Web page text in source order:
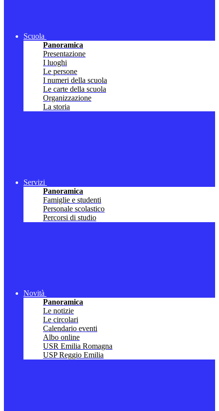
Scuola
Panoramica
Presentazione
I luoghi
Le persone
I numeri della scuola
Le carte della scuola
Organizzazione
La storia
Servizi
Panoramica
Famiglie e studenti
Personale scolastico
Percorsi di studio
Novità
Panoramica
Le notizie
Le circolari
Calendario eventi
Albo online
USR Emilia Romagna
USP Reggio Emilia